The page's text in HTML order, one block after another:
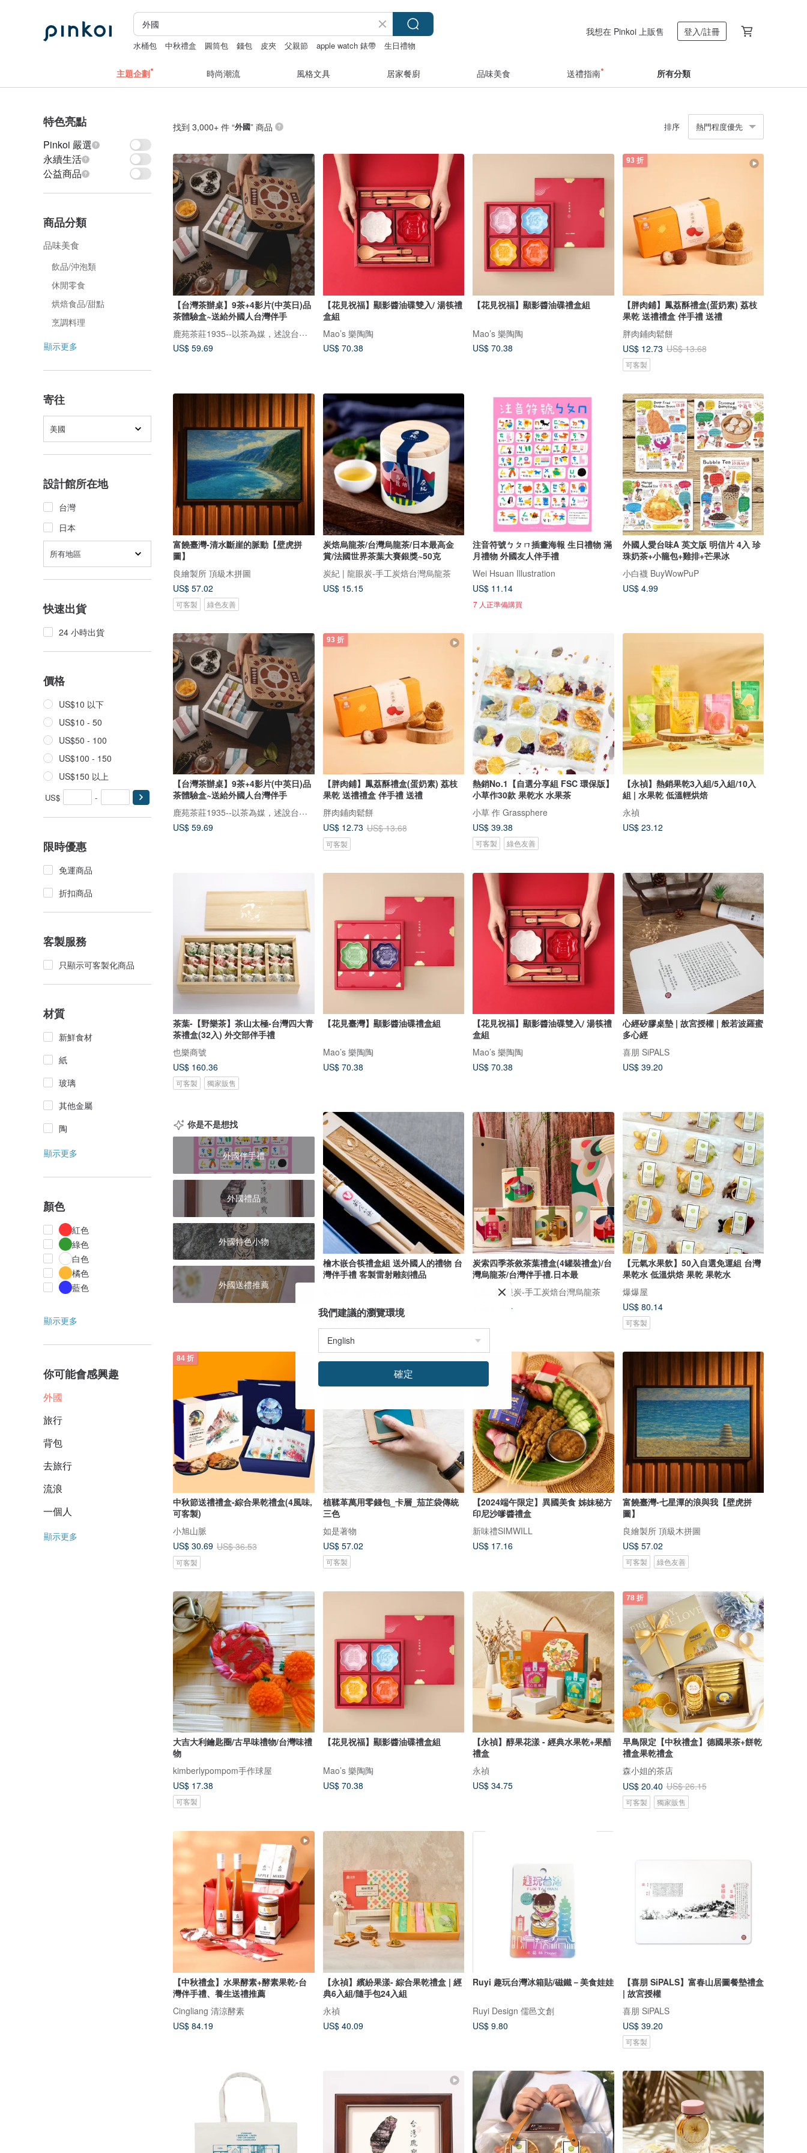
水桶包 中秋禮盒 圓筒包 錢包 皮夾 父親節 apple watch 錶帶 生日禮物
我想在 Pinkoi 上販售 登入/註冊
主題企劃 時尚潮流 風格文具 居家餐廚 品味美食 送禮指南 所有分類
特色亮點
Pinkoi 嚴選
永續生活
公益商品
商品分類
品味美食
飲品/沖泡類
休閒零食
烘焙食品/甜點
烹調料理
顯示更多
寄往
美國
設計館所在地
台灣
日本
所有地區
快速出貨
24 小時出貨
價格
US$10 以下
US$10 - 50
US$50 - 100
US$100 - 150
US$150 以上
US$ -
限時優惠
免運商品
折扣商品
客製服務
只顯示可客製化商品
材質
新鮮食材
紙
玻璃
其他金屬
陶
顯示更多
顏色
紅色
綠色
白色
橘色
藍色
顯示更多
你可能會感興趣
外國
旅行
背包
去旅行
流浪
一個人
顯示更多
找到 3,000+ 件 “外國” 商品 排序 熱門程度優先
【台灣茶辦桌】9茶+4影片(中英日)品
茶體驗盒~送給外國人台灣伴手
鹿苑茶莊1935--以茶為媒，述說台灣島嶼的故事與溫暖
US$ 59.69
【花見祝福】顯影醬油碟雙入/ 湯筷禮
盒組
Mao’s 樂陶陶
US$ 70.38
【花見祝福】顯影醬油碟禮盒組
Mao’s 樂陶陶
US$ 70.38
93 折
【胖肉鋪】鳳荔酥禮盒(蛋奶素) 荔枝
果乾 送禮禮盒 伴手禮 送禮
胖肉鋪肉鬆餅
US$ 12.73 US$ 13.68
可客製
富饒臺灣-清水斷崖的脈動【壁虎拼
圖】
良繪製所 頂級木拼圖
US$ 57.02
可客製 綠色友善
炭焙烏龍茶/台灣烏龍茶/日本最高金
賞/法國世界茶葉大賽銀獎~50克
炭紀 | 龍眼炭-手工炭焙台灣烏龍茶
US$ 15.15
注音符號ㄅㄆㄇ插畫海報 生日禮物 滿
月禮物 外國友人伴手禮
Wei Hsuan Illustration
US$ 11.14
7 人正準備購買
外國人愛台味A 英文版 明信片 4入 珍
珠奶茶+小籠包+雞排+芒果冰
小白襪 BuyWowPuP
US$ 4.99
【台灣茶辦桌】9茶+4影片(中英日)品
茶體驗盒~送給外國人台灣伴手
鹿苑茶莊1935--以茶為媒，述說台灣島嶼的故事與溫暖
US$ 59.69
93 折
【胖肉鋪】鳳荔酥禮盒(蛋奶素) 荔枝
果乾 送禮禮盒 伴手禮 送禮
胖肉鋪肉鬆餅
US$ 12.73 US$ 13.68
可客製
熱銷No.1【自選分享組 FSC 環保版】
小草作30款 果乾水 水果茶
小草 作 Grassphere
US$ 39.38
可客製 綠色友善
【永禎】熱銷果乾3入組/5入組/10入
組 | 水果乾 低溫輕烘焙
永禎
US$ 23.12
茶葉-【野樂茶】茶山太極-台灣四大青
茶禮盒(32入) 外交部伴手禮
也樂商號
US$ 160.36
可客製 獨家販售
【花見臺灣】顯影醬油碟禮盒組
Mao’s 樂陶陶
US$ 70.38
【花見祝福】顯影醬油碟雙入/ 湯筷禮
盒組
Mao’s 樂陶陶
US$ 70.38
心經矽膠桌墊 | 故宮授權 | 般若波羅蜜
多心經
喜朋 SiPALS
US$ 39.20
你是不是想找
外國伴手禮
外國禮品
外國特色小物
外國送禮推薦
檜木嵌合筷禮盒組 送外國人的禮物 台
灣伴手禮 客製雷射雕刻禮品
US$ 35.64
炭索四季茶敘茶葉禮盒(4罐裝禮盒)/台
灣烏龍茶/台灣伴手禮.日本最
炭紀 | 龍眼炭-手工炭焙台灣烏龍茶
US$ 74.84
【元氣水果飲】50入自選免運組 台灣
果乾水 低溫烘焙 果乾 果乾水
爆爆屋
US$ 80.14
可客製
84 折
中秋節送禮禮盒-綜合果乾禮盒(4風味,
可客製)
小旭山脈
US$ 30.69 US$ 36.53
可客製
植鞣革萬用零錢包_卡層_茄芷袋傳統
三色
如是著物
US$ 57.02
可客製
【2024端午限定】異國美食 姊妹秘方
印尼沙嗲醬禮盒
新味禮SIMWILL
US$ 17.16
富饒臺灣-七星潭的浪與我【壁虎拼
圖】
良繪製所 頂級木拼圖
US$ 57.02
可客製 綠色友善
大吉大利鑰匙圈/古早味禮物/台灣味禮
物
kimberlypompom手作球屋
US$ 17.38
可客製
【花見祝福】顯影醬油碟禮盒組
Mao’s 樂陶陶
US$ 70.38
【永禎】醇果花漾 - 經典水果乾+果醋
禮盒
永禎
US$ 34.75
78 折
早鳥限定【中秋禮盒】德國果茶+餅乾
禮盒果乾禮盒
森小姐的茶店
US$ 20.40 US$ 26.15
可客製 獨家販售
【中秋禮盒】水果酵素+酵素果乾-台
灣伴手禮、養生送禮推薦
Cingliang 清涼酵素
US$ 84.19
【永禎】繽紛果漾- 綜合果乾禮盒 | 經
典6入組/隨手包24入組
永禎
US$ 40.09
Ruyi 趣玩台灣冰箱貼/磁鐵－美食娃娃
Ruyi Design 儒邑文創
US$ 9.80
【喜朋 SiPALS】富春山居圖餐墊禮盒
| 故宮授權
喜朋 SiPALS
US$ 39.20
可客製
我們建議的瀏覽環境
確定